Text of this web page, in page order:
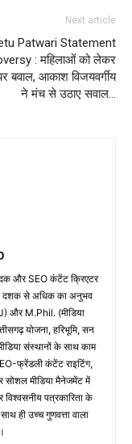
Next article
Patwari Statement
: महिलाओं को लेकर
बवाल, आकाश विजयवर्गीय
ने मंच से उठाए सवाल…
और SEO कंटेंट क्रिएटर
दशक से अधिक का अनुभव
और M.Phil. (मीडिया
योजना, हरिभूमि, सन
संस्थानों के साथ काम
फ्रेंडली कंटेंट राइटिंग,
मीडिया मैनेजमेंट में
विश्वसनीय पत्रकारिता के
ही उच्च गुणवत्ता वाला